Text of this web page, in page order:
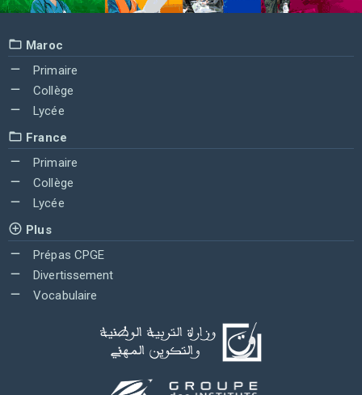
Maroc
Primaire
Collège
Lycée
France
Primaire
Collège
Lycée
Plus
Prépas CPGE
Divertissement
Vocabulaire